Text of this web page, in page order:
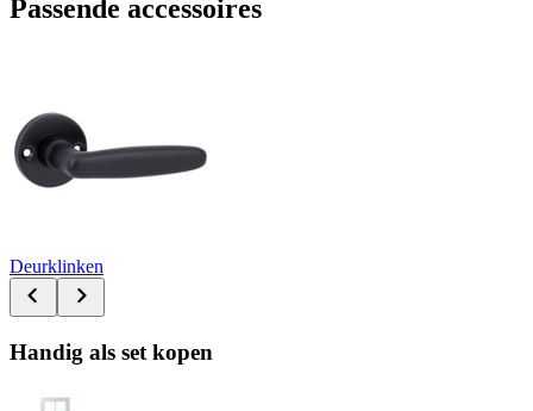
Passende accessoires
Deurklinken
Handig als set kopen